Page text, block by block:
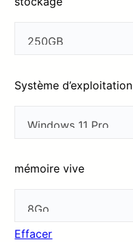
Système d’exploitation
mémoire vive
Effacer